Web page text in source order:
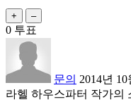
0 투표
문의 2014년 10
라헬 하우스파터 작가의